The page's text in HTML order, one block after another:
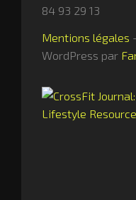
84 93 29 13
Mentions légales
WordPress par